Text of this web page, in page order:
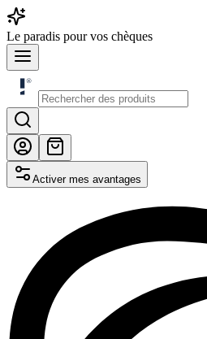
Le paradis pour vos chèques
Activer mes avantages